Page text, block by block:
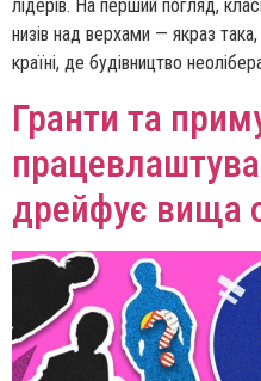
лідерів. На перший погляд,
низів над верхами — якраз
країні, де будівництво
Гранти та
дрейфує вища